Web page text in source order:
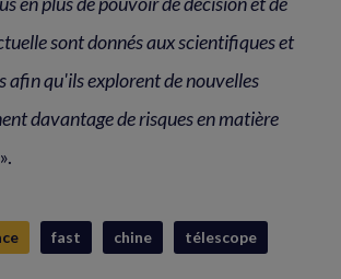
sont donnés aux scientifiques et
afin qu'ils explorent de nouvelles
davantage de risques en matière
».
fast chine télescope